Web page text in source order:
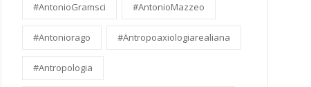
#AntonioGramsci #AntonioMazzeo
#Antoniorago #Antropoaxiologiarealiana
#Antropologia